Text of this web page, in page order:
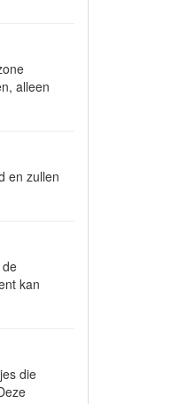
alleen
en zullen
kan
die